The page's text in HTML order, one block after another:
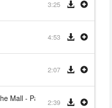
3:25
4:53
2:07
Mall - Paranoia (Alternates)
2:39